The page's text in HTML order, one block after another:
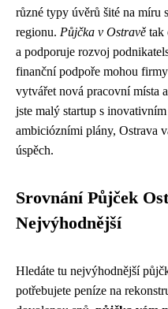
různé typy úvěrů šité na míru
regionu. Půjčka v Ostravě tak
a podporuje rozvoj
finanční podpoře mohou
vytvářet nová pracovní místa
jste malý startup s
ambiciózními plány, Ostrava
úspěch.
Srovnání Půjček
Nejvýhodnější
Hledáte tu nejvýhodnější
potřebujete peníze na